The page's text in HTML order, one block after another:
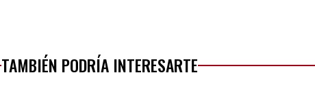
TAMBIÉN PODRÍA INTERESARTE